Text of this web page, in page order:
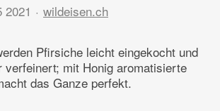
2021 wildeisen.ch
Pfirsiche leicht eingekocht und
verfeinert; mit Honig aromatisierte
das Ganze perfekt.